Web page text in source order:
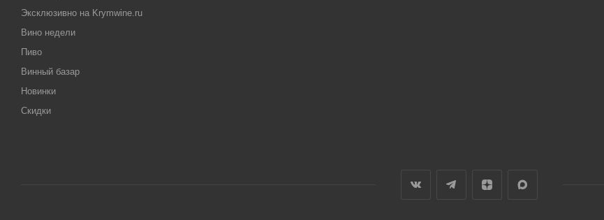
Эксклюзивно на Krymwine.ru
Вино недели
Пиво
Винный базар
Новинки
Скидки